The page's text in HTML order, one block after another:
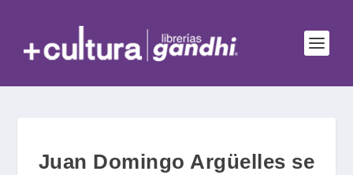
Juan Domingo Argüelles se